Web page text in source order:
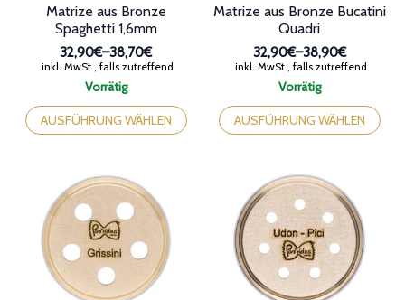
Vorrätig
Matrize aus Bronze
Spaghetti 1,6mm
32,90€–38,70€
Preisspanne:
32,90€
bis
38,70€
inkl. MwSt., falls zutreffend
AUSFÜHRUNG WÄHLEN
Dieses
Produkt
weist
Optionen
Produktseite
Vorrätig
Matrize aus Bronze Bucatini
Quadri
32,90€–38,90€
Preisspanne:
32,90€
bis
38,90€
inkl. MwSt., falls zutreffend
AUSFÜHRUNG WÄHLEN
Dieses
Produkt
weist
Optionen
können
auf
Produktseite